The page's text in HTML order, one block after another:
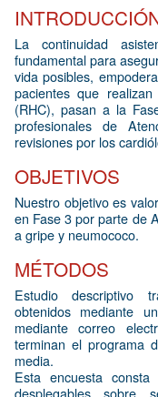
La continuidad
fundamental para
vida posibles,
pacientes que
(RHC), pasan a la
profesionales de
revisiones por los
OBJETIVOS
Nuestro objetivo es
en Fase 3 por parte de
a gripe y neumococo.
MÉTODOS
Estudio descriptivo
obtenidos mediante
mediante correo
terminan el programa
media.
Esta encuesta
desplegables